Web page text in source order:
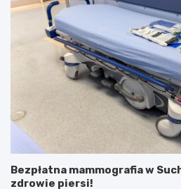
Bezpłatna mammografia w
zdrowie piersi!